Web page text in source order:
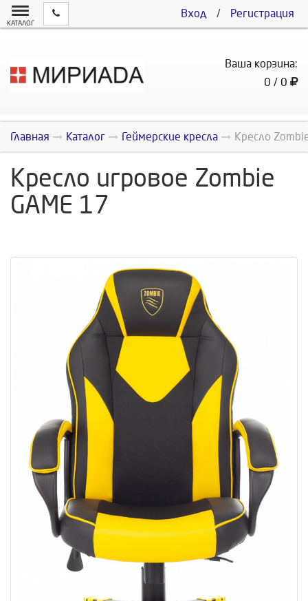
Вход / Регистрация
КАТАЛОГ
Ваша корзина:
0 / 0
Главная Каталог Геймерские кресла Кресло
Кресло игровое Zombie
GAME 17